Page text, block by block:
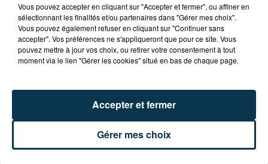
Mercredi 26 août, découvrez L'heure Bleue, un
spectacle pour les tout-petits…. A partir de 6 mois…
L’heure Bleue, par la compagnie Prune
C’est une immersion dans un univers fait de tissus, de
poésie et de musique. ..
3 représentations à 10h15 – 11h30 et 15h30 . Durée 25
Vous pouvez accepter en cliquant sur "Accepter et fermer", ou affiner en
sélectionnant les finalités et/ou partenaires dans "Gérer mes choix".
Vous pouvez également refuser en cliquant sur "Continuer sans
accepter". Vos préférences ne s'appliqueront que pour ce site. Vous
pouvez mettre à jour vos choix, ou retirer votre consentement à tout
moment via le lien "Gérer les cookies" situé en bas de chaque page.
Gérer mes choix
Accepter et fermer